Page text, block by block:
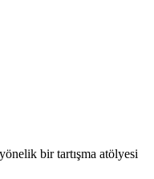
bir tartışma atölyesi